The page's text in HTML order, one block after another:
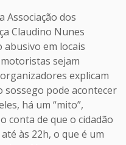
Associação dos
Claudino Nunes
em locais
sejam
explicam
pode acontecer
há um “mito”,
conta de que o cidadão
às 22h, o que é um